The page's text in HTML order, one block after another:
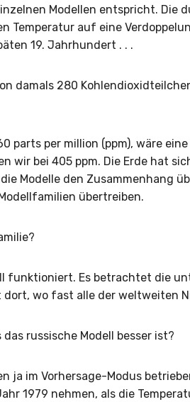
Modellen entspricht. Die
Temperatur auf eine
19. Jahrhundert . . .
damals 280
parts per million (ppm), wäre
wir bei 405 ppm. Die Erde hat
Modelle den Zusammenhang
übertreiben.
funktioniert. Es betrachtet die
dort, wo fast alle der weltweiten
das russische Modell besser ist?
ja im Vorhersage-Modus
1979 nehmen, als die